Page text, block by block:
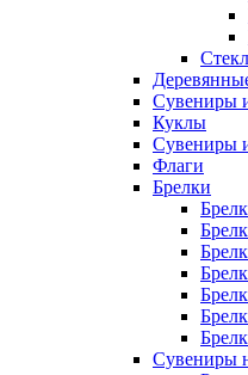
Сувениры
Куклы
Сувениры
Флаги
Брелки
Сувениры